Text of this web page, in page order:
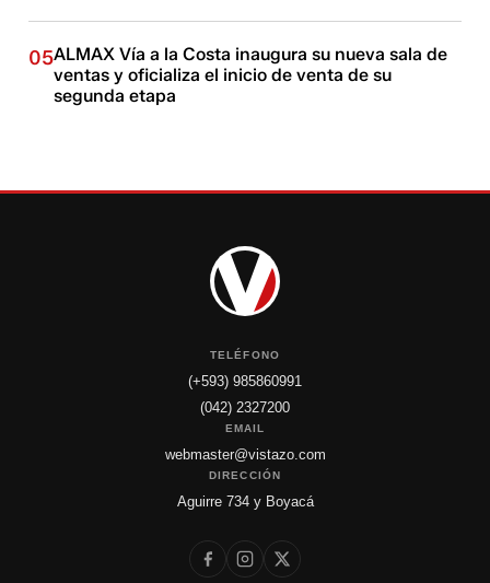
05ALMAX Vía a la Costa inaugura su nueva sala de
ventas y oficializa el inicio de venta de su
segunda etapa
TELÉFONO
(+593) 985860991
(042) 2327200
EMAIL
webmaster@vistazo.com
DIRECCIÓN
Aguirre 734 y Boyacá